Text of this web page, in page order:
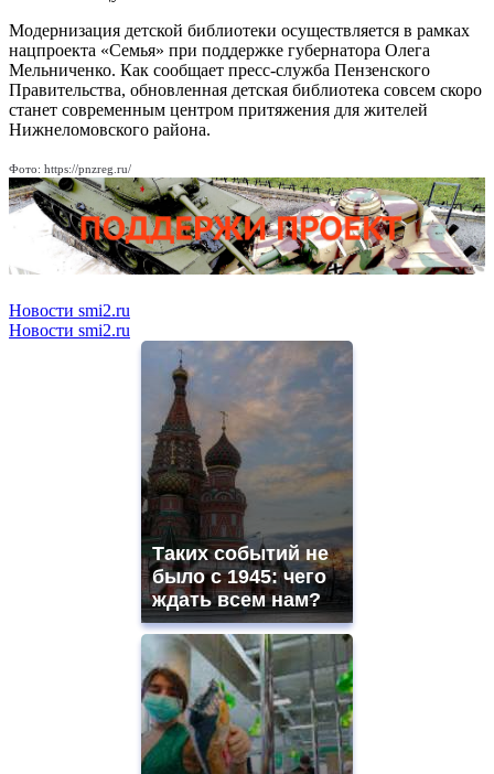
Модернизация детской библиотеки осуществляется в рамках
нацпроекта «Семья» при поддержке губернатора Олега
Мельниченко. Как сообщает пресс-служба Пензенского
Правительства, обновленная детская библиотека совсем скоро
станет современным центром притяжения для жителей
Нижнеломовского района.
Фото: https://pnzreg.ru/
Новости smi2.ru
Новости smi2.ru
Таких событий не
было с 1945: чего
ждать всем нам?